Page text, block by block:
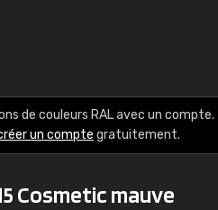
de couleurs RAL avec un compte.
un compte gratuitement.
Cosmetic mauve
RAL K7 à
216 couleurs
Infos /